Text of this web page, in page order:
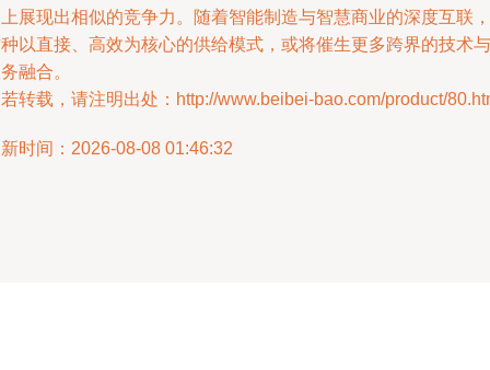
展现出相似的竞争力。随着智能制造与智慧商业的深度互联，
以直接、高效为核心的供给模式，或将催生更多跨界的技术与
融合。
转载，请注明出处：http://www.beibei-bao.com/product/
时间：2026-08-08 01:46:32